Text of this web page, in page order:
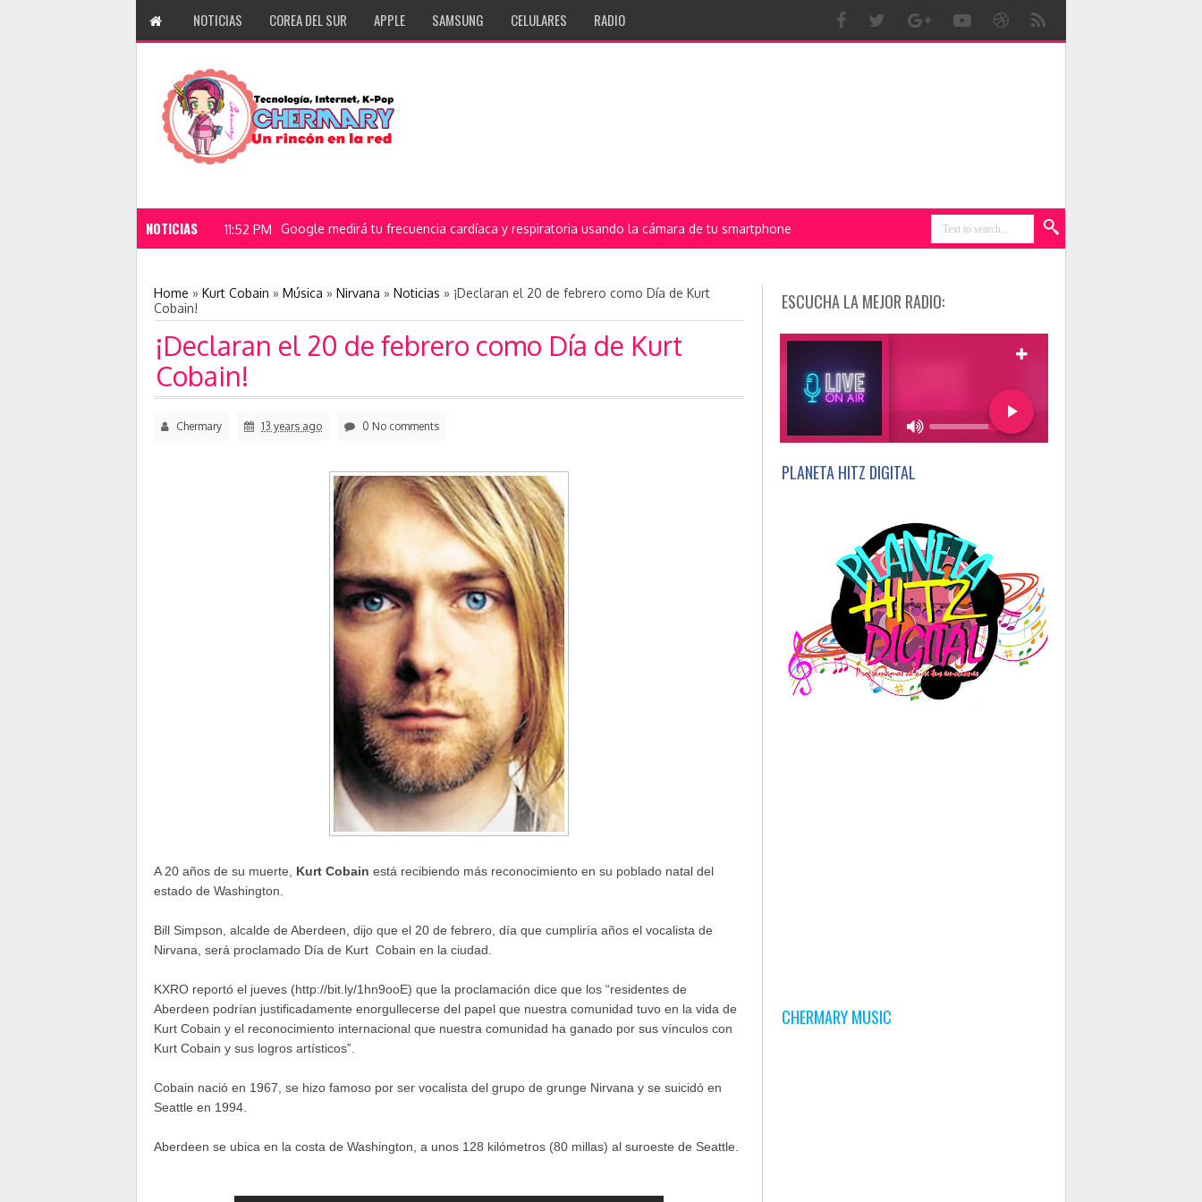
NOTICIAS COREA DEL SUR APPLE SAMSUNG CELULARES RADIO
NOTICIAS 11:01 PM In
Home » Kurt Cobain » Música » Nirvana » Noticias » ¡Declaran el 20 de febrero como Día de Kurt
Cobain!
¡Declaran el 20 de febrero como Día de Kurt
Cobain!
Chermary 13 years ago 0 No comments
A 20 años de su muerte, Kurt Cobain está recibiendo más reconocimiento en su poblado natal del
estado de Washington.
Bill Simpson, alcalde de Aberdeen, dijo que el 20 de febrero, día que cumpliría años el vocalista de
Nirvana, será proclamado Día de Kurt Cobain en la ciudad.
KXRO reportó el jueves (http://bit.ly/1hn9ooE) que la proclamación dice que los “residentes de
Aberdeen podrían justificadamente enorgullecerse del papel que nuestra comunidad tuvo en la vida de
Kurt Cobain y el reconocimiento internacional que nuestra comunidad ha ganado por sus vínculos con
Kurt Cobain y sus logros artísticos”.
Cobain nació en 1967, se hizo famoso por ser vocalista del grupo de grunge Nirvana y se suicidó en
Seattle en 1994.
Aberdeen se ubica en la costa de Washington, a unos 128 kilómetros (80 millas) al suroeste de Seattle.
ESCUCHA LA MEJOR RADIO:
PLANETA HITZ DIGITAL
CHERMARY MUSIC